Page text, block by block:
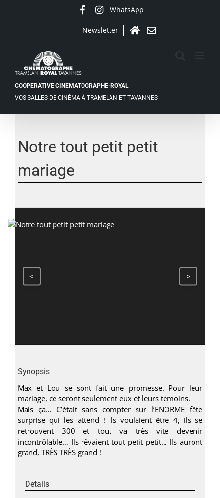
WhatsApp
Newsletter
AccueilContact
COOPERATIVE CINEMATOGRAPHE-ROYAL
VOS SALLES DE CINÉMA À TRAMELAN ET TAVANNES
agrandie
Notre tout petit petit
mariage
< >
Synopsis
Max et Lou se sont fait une promesse. Pour leur
mariage, ce seront seulement eux et leurs témoins.
Mais ça… C’était sans compter sur l’ENORME fête
surprise qui les attend ! Ils voulaient être 4, ils se
retrouvent 300 et tout va très vite devenir
incontrôlable… Ils rêvaient tout petit petit… Ils auront
grand, TRÈS TRÈS grand !
Details